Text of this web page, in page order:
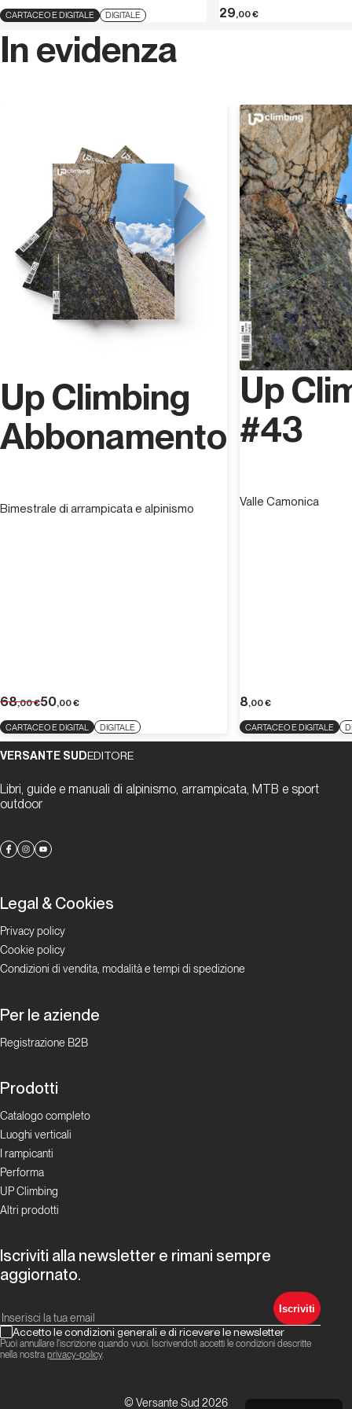
CARTACEO E DIGITALE DIGITALE 29,00€
In evidenza
Up Climbing
Abbonamento
Bimestrale di arrampicata e alpinismo
68,00€50,00€
CARTACEO E DIGITAL DIGITALE
Up
#43
Valle Camonica
8,00€
CARTACEO E DIGITALE
VERSANTE SUDEDITORE
Libri, guide e manuali di alpinismo, arrampicata, MTB e sport
outdoor
Legal & Cookies
Privacy policy
Cookie policy
Condizioni di vendita, modalità e tempi di spedizione
Per le aziende
Registrazione B2B
Prodotti
Catalogo completo
Luoghi verticali
I rampicanti
Performa
UP Climbing
Altri prodotti
Iscriviti alla newsletter e rimani sempre
aggiornato.
Iscriviti
Accetto le condizioni generali e di ricevere le newsletter
Puoi annullare l'iscrizione quando vuoi. Iscrivendoti accetti le condizioni descritte
nella nostra privacy-policy.
© Versante Sud 2026